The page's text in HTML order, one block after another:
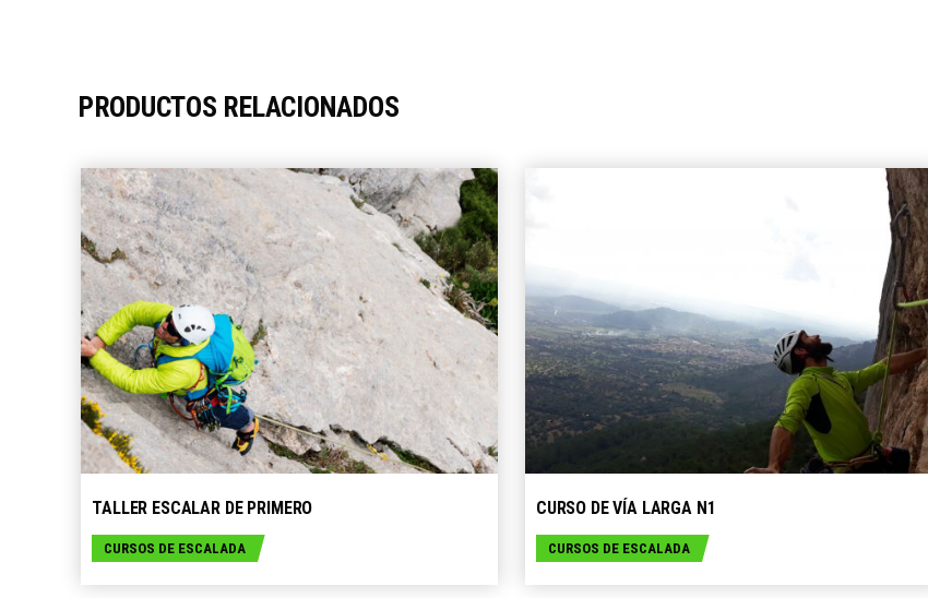
PRODUCTOS RELACIONADOS
SELECCIONE OPCIONES
TALLER ESCALAR DE PRIMERO
CURSOS DE ESCALADA
CURSO DE VÍA LARGA N1
CURSOS DE ESCALADA